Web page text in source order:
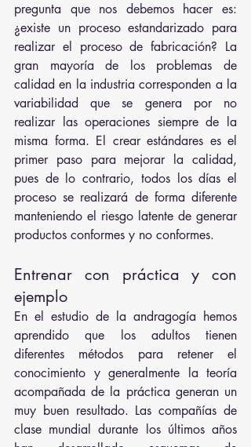
pregunta que nos debemos hacer es:
¿existe un proceso estandarizado para
realizar el proceso de fabricación? La
gran mayoría de los problemas de
calidad en la industria corresponden a la
variabilidad que se genera por no
realizar las operaciones siempre de la
misma forma. El crear estándares es el
primer paso para mejorar la calidad,
pues de lo contrario, todos los días el
proceso se realizará de forma diferente
manteniendo el riesgo latente de generar
productos conformes y no conformes.
Entrenar con práctica y con
ejemplo
En el estudio de la andragogía hemos
aprendido que los adultos tienen
diferentes métodos para retener el
conocimiento y generalmente la teoría
acompañada de la práctica generan un
muy buen resultado. Las compañías de
clase mundial durante los últimos años